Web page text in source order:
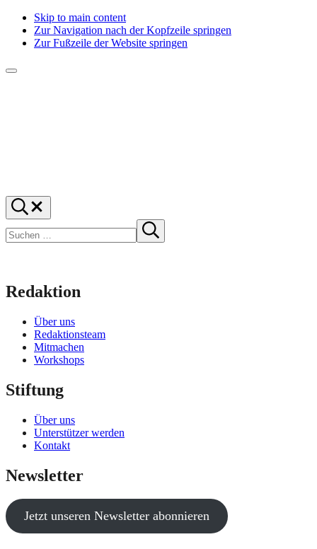
Skip to main content
Zur Navigation nach der Kopfzeile springen
Zur Fußzeile der Website springen
Menü
f1rstlife
Und
was
denkst
du?
Suchen
…
Suche
starten
Redaktion
Über uns
Redaktionsteam
Mitmachen
Workshops
Stiftung
Über uns
Unterstützer werden
Kontakt
Newsletter
Jetzt unseren Newsletter abonnieren